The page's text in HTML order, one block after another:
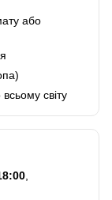
або
світу